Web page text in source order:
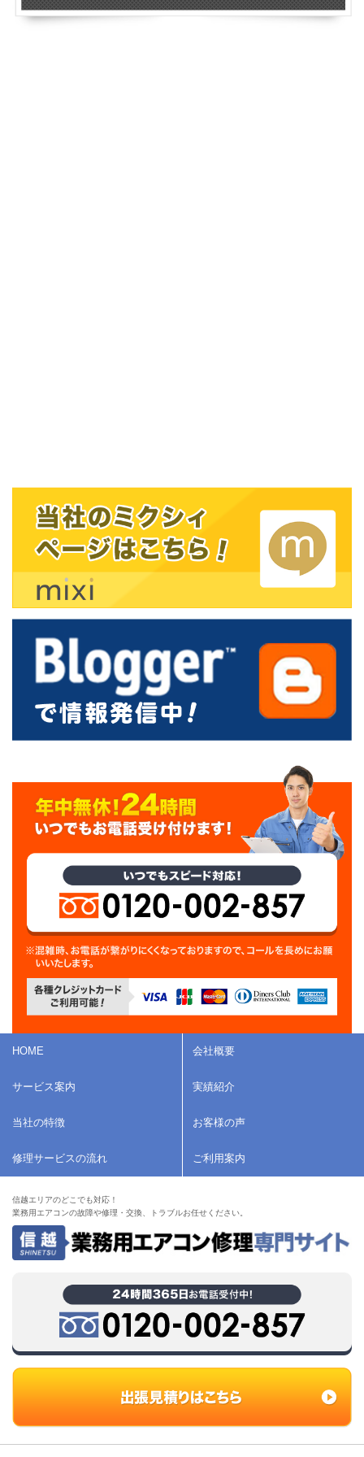
HOME 会社概要
サービス案内 実績紹介
当社の特徴 お客様の声
修理サービスの流れ ご利用案内
信越エリアのどこでも対応！
業務用エアコンの故障や修理・交換、トラブルお任せください。